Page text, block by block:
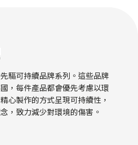
驅可持續品牌系列。這些品牌
，每件產品都會優先考慮以環
心製作的方式呈現可持續性，
，致力減少對環境的傷害。